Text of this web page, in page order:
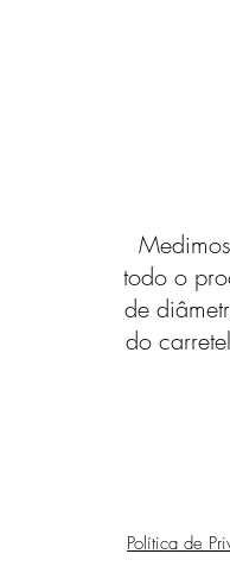
todo o
de
do
Política de